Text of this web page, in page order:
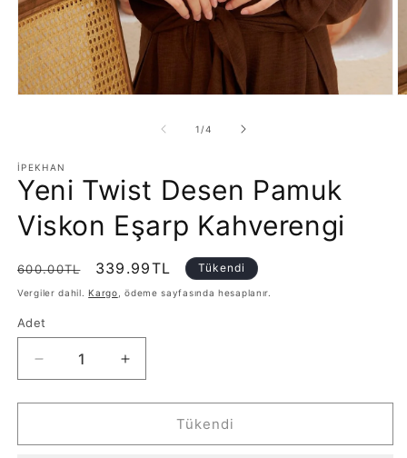
1 //4
İPEKHAN
Yeni Twist Desen Pamuk
Viskon Eşarp Kahverengi
Normal
fiyat
600.00TL
İndirimli
fiyat
339.99TL Tükendi
Vergiler dahil.Kargo , ödeme sayfasında hesaplanır.
Adet
Adet
Twist
Desen
Viskon
Yeni
Twist
Desen
Viskon
Tükendi